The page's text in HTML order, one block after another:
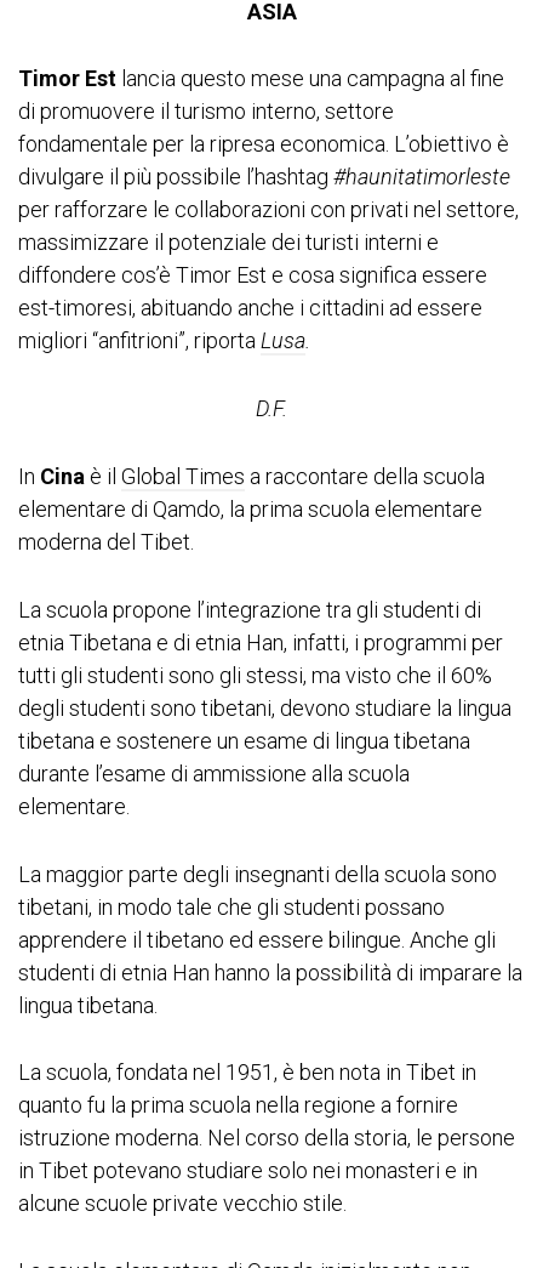
ASIA
Timor Est lancia questo mese una campagna al fine
di promuovere il turismo interno, settore
fondamentale per la ripresa economica. L’obiettivo è
divulgare il più possibile l’hashtag #haunitatimorleste
per rafforzare le collaborazioni con privati nel settore,
massimizzare il potenziale dei turisti interni e
diffondere cos’è Timor Est e cosa significa essere
est-timoresi, abituando anche i cittadini ad essere
migliori “anfitrioni”, riportaLusa.
D.F.
In Cina è il Global Times a raccontare della scuola
elementare di Qamdo, la prima scuola elementare
moderna del Tibet.
La scuola propone l’integrazione tra gli studenti di
etnia Tibetana e di etnia Han, infatti, i programmi per
tutti gli studenti sono gli stessi, ma visto che il 60%
degli studenti sono tibetani, devono studiare la lingua
tibetana e sostenere un esame di lingua tibetana
durante l’esame di ammissione alla scuola
elementare.
La maggior parte degli insegnanti della scuola sono
tibetani, in modo tale che gli studenti possano
apprendere il tibetano ed essere bilingue. Anche gli
studenti di etnia Han hanno la possibilità di imparare la
lingua tibetana.
La scuola, fondata nel 1951, è ben nota in Tibet in
quanto fu la prima scuola nella regione a fornire
istruzione moderna. Nel corso della storia, le persone
in Tibet potevano studiare solo nei monasteri e in
alcune scuole private vecchio stile.